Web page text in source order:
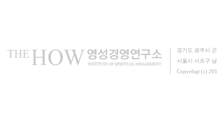
경기도 광주시
서울시 서초구
Copyrihgt (c)